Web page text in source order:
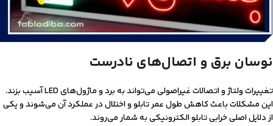
نوسان برق و اتصال‌های نادرست
تغییرات ولتاژ و اتصالات غیراصولی می‌تواند به برد و ماژول‌های LED آسیب بزند.
این مشکلات باعث کاهش طول عمر تابلو و اختلال در عملکرد آن می‌شوند و یکی
از دلایل اصلی خرابی تابلو الکترونیکی به شمار می‌روند.